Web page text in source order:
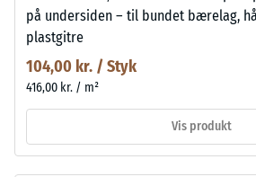
på undersiden – til bundet bærelag,
plastgitre
104,00 kr. / Styk
416,00 kr. / m²
Vis produkt